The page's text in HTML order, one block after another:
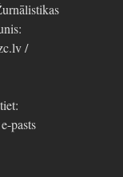
/
pasts